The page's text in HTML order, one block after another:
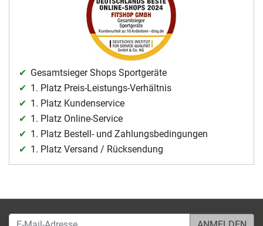
Gesamtsieger Shops Sportgeräte
1. Platz Preis-Leistungs-Verhältnis
1. Platz Kundenservice
1. Platz Online-Service
1. Platz Bestell- und Zahlungsbedingungen
1. Platz Versand / Rücksendung
E-Mail-Adresse